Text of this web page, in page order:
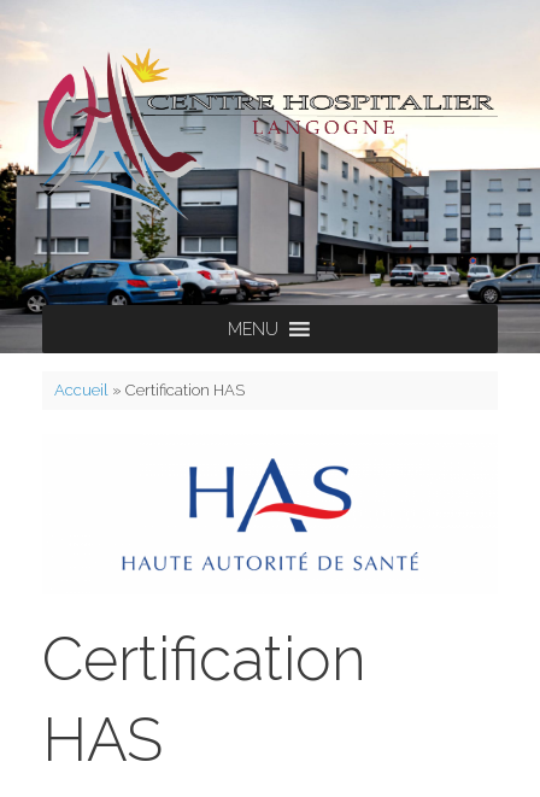
MENU
Accueil» Certification HAS
Certification
HAS